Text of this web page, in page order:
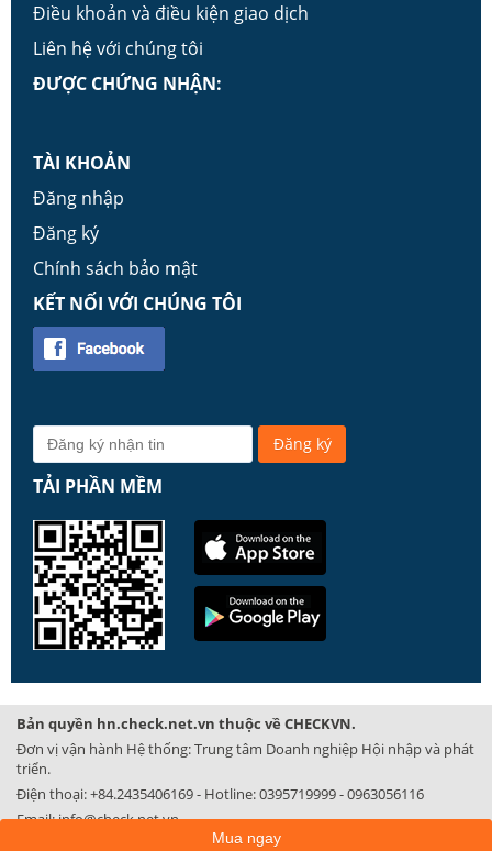
Điều khoản và điều kiện giao dịch
Liên hệ với chúng tôi
ĐƯỢC CHỨNG NHẬN:
TÀI KHOẢN
Đăng nhập
Đăng ký
Chính sách bảo mật
KẾT NỐI VỚI CHÚNG TÔI
TẢI PHẦN MỀM
Bản quyền hn.check.net.vn thuộc về CHECKVN.
Đơn vị vận hành Hệ thống: Trung tâm Doanh nghiệp Hội nhập và phát
triển.
Điện thoại:+84.2435406169- Hotline:0395719999-0963056116
Email:info@check.net.vn